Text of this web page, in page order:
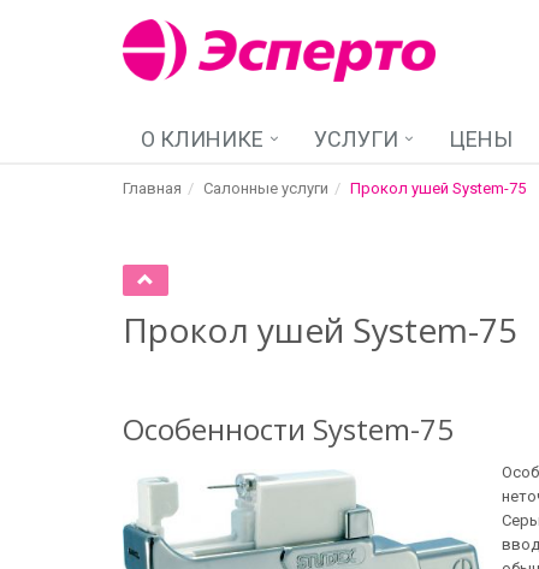
О КЛИНИКЕ УСЛУГИ ЦЕНЫ
Главная Салонные услуги Прокол ушей System-75
Прокол ушей System-75
Особенности System-75